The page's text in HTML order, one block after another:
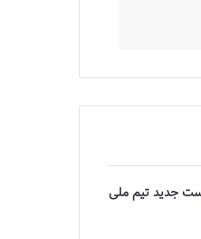
جدید تيم ملى